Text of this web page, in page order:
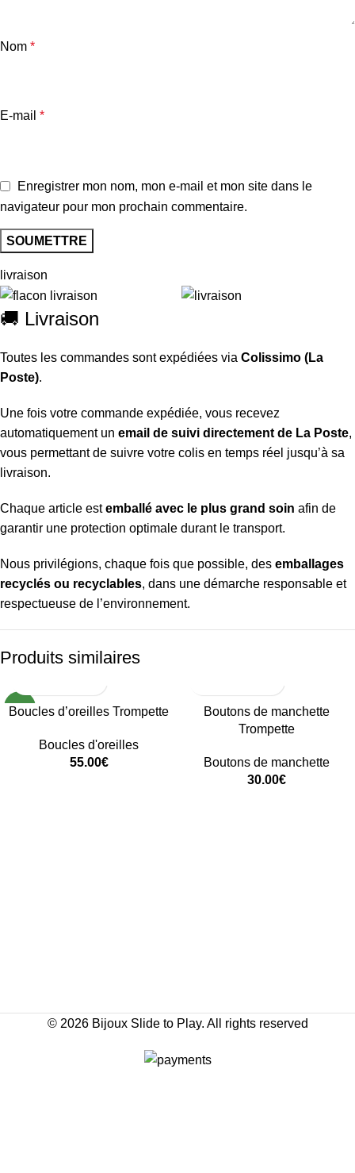
Nom *
E-mail *
Enregistrer mon nom, mon e-mail et mon site dans le
navigateur pour mon prochain commentaire.
livraison
🚚 Livraison
Toutes les commandes sont expédiées via Colissimo (La
Poste).
Une fois votre commande expédiée, vous recevez
automatiquement un email de suivi directement de La Poste,
vous permettant de suivre votre colis en temps réel jusqu’à sa
livraison.
Chaque article estemballé avec le plus grand soin afin de
garantir une protection optimale durant le transport.
Nous privilégions, chaque fois que possible, des emballages
recyclés ou recyclables, dans une démarche responsable et
respectueuse de l’environnement.
Produits similaires
NEW
Boucles d’oreilles Trompette
Boucles d'oreilles
55.00€
Boutons de manchette
Trompette
Boutons de manchette
30.00€
© 2026 Bijoux Slide to Play. All rights reserved